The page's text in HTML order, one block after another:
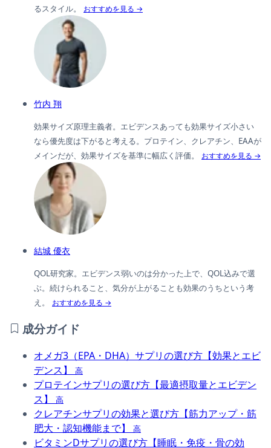
るスタイル。
おすすめを見る →
竹内 翔
効果サイズ原理主義者。エビデンスあっても効果サイズ小さい
なら優先度は下がると考える。プロテイン、クレアチン、EAAが
メインだが、効果サイズを基準に幅広く評価。
おすすめを見る →
結城 優衣
QOL研究家。エビデンス弱いのは分かった上で、QOL込みで選
ぶ。続けられること、気分が上がることも効果のうちという考
え。
おすすめを見る →
成分ガイド
オメガ3（EPA・DHA）サプリの選び方【効果とエビ
デンス】
高
プロテインサプリの選び方【最適摂取量とエビデン
ス】
高
クレアチンサプリの効果と選び方【筋力アップ・筋
肥大・認知機能まで】
高
ビタミンDサプリの選び方【睡眠・免疫・骨の効